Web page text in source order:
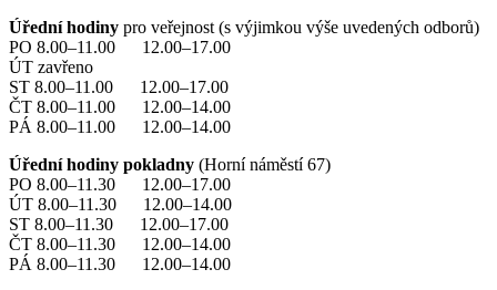
Úřední hodiny pro veřejnost (s výjimkou výše uvedených odborů)
PO 8.00–11.00 12.00–17.00
ÚT zavřeno
ST 8.00–11.00 12.00–17.00
ČT 8.00–11.00 12.00–14.00
PÁ 8.00–11.00 12.00–14.00
Úřední hodiny pokladny (Horní náměstí 67)
PO 8.00–11.30 12.00–17.00
ÚT 8.00–11.30 12.00–14.00
ST 8.00–11.30 12.00–17.00
ČT 8.00–11.30 12.00–14.00
PÁ 8.00–11.30 12.00–14.00